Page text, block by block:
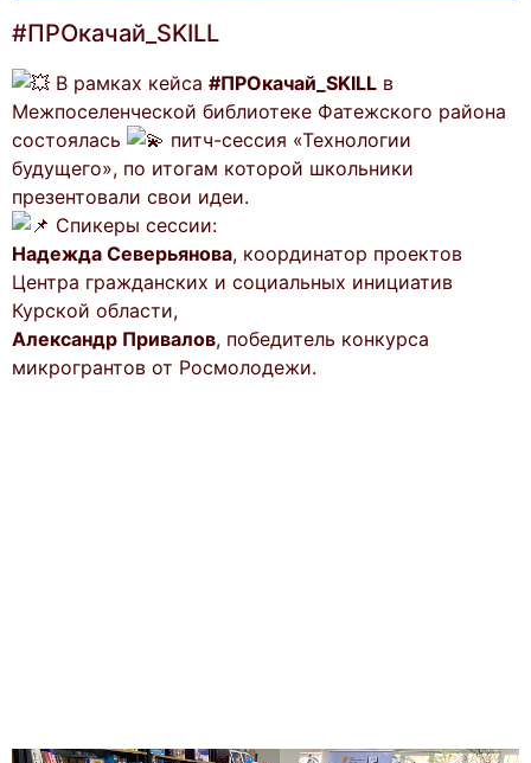
#ПРОкачай_SKILL
В рамках кейса #ПРОкачай_SKILL в
Межпоселенческой библиотеке Фатежского района
состоялась
питч-сессия «Технологии
будущего», по итогам которой школьники
презентовали свои идеи.
Спикеры сессии:
Надежда Северьянова, координатор проектов
Центра гражданских и социальных инициатив
Курской области,
Александр Привалов, победитель конкурса
микрогрантов от Росмолодежи.